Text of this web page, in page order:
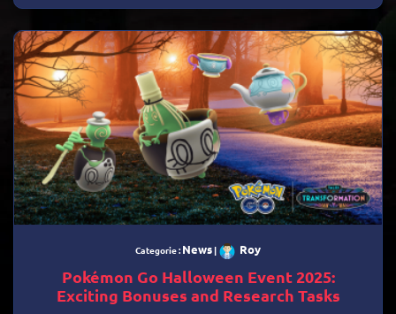
Categorie : News | Roy
Pokémon Go Halloween Event 2025:
Exciting Bonuses and Research Tasks